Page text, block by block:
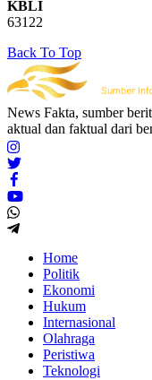
KBLI
63122
Back To Top
News Fakta, sumber
aktual dan faktual dari
Home
Politik
Ekonomi
Hukum
Internasional
Olahraga
Peristiwa
Teknologi